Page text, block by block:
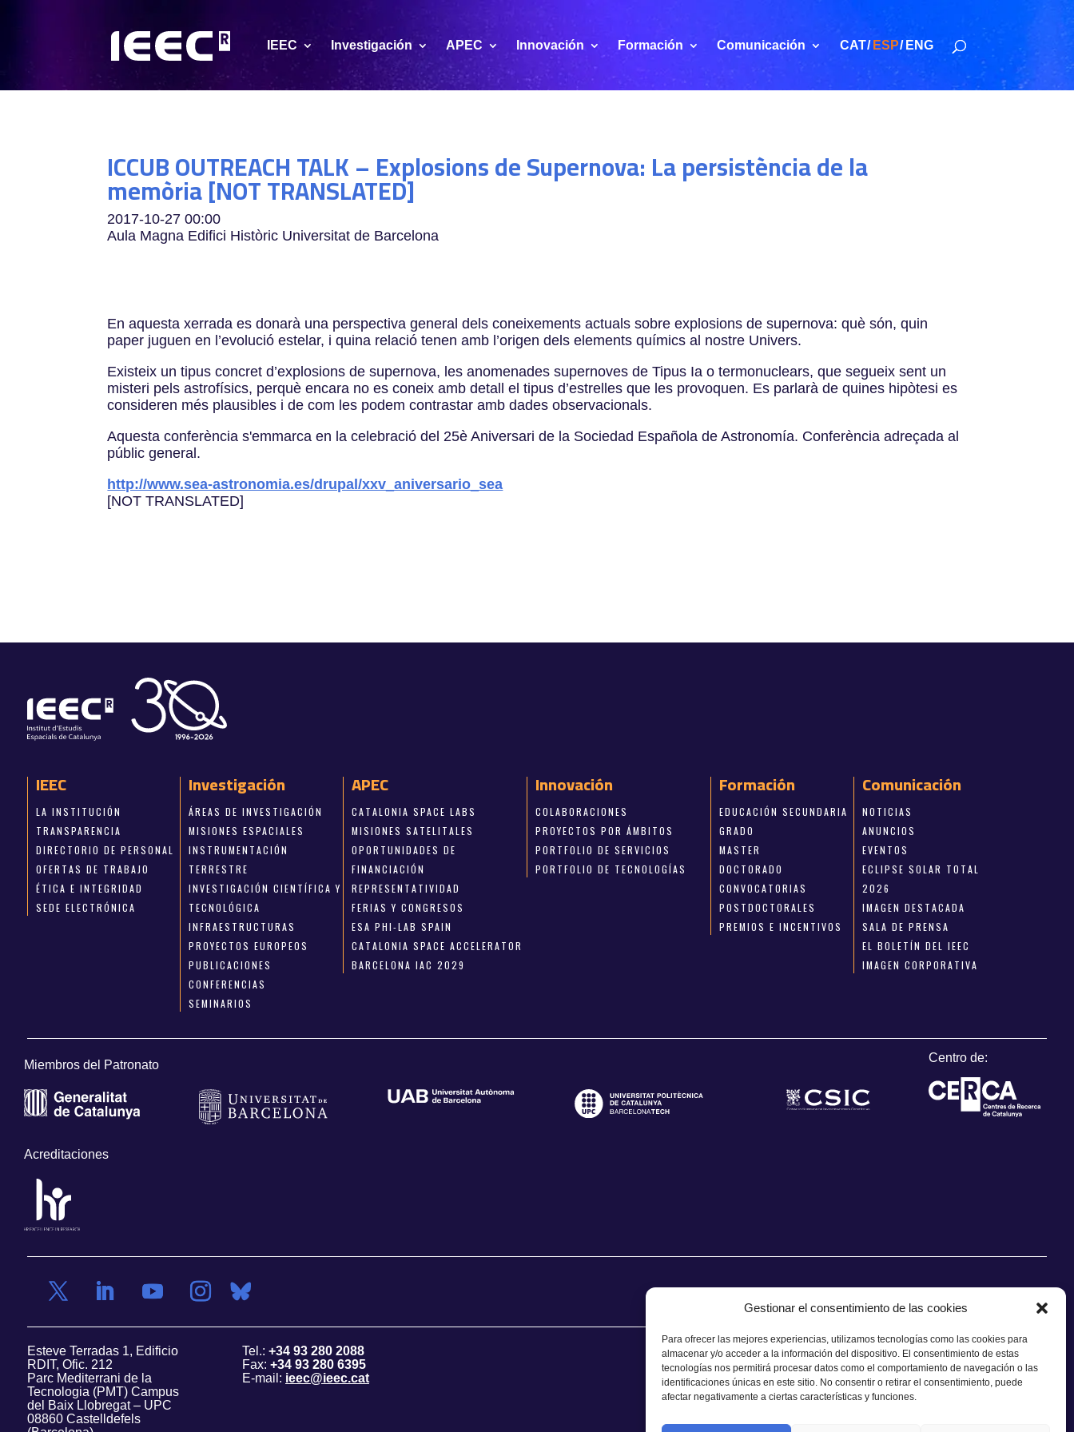
Gestionar el consentimiento de las cookies
Para ofrecer las mejores experiencias, utilizamos tecnologías como las cookies para
almacenar y/o acceder a la información del dispositivo. El consentimiento de estas
tecnologías nos permitirá procesar datos como el comportamiento de navegación o las
identificaciones únicas en este sitio. No consentir o retirar el consentimiento, puede
afectar negativamente a ciertas características y funciones.
IEEC Investigación APEC Innovación Formación Comunicación CAT ESP ENG
ICCUB OUTREACH TALK – Explosions de Supernova: La persistència de la
memòria [NOT TRANSLATED]
2017-10-27 00:00
Aula Magna Edifici Històric Universitat de Barcelona
En aquesta xerrada es donarà una perspectiva general dels coneixements actuals sobre explosions de supernova: què són, quin
paper juguen en l’evolució estelar, i quina relació tenen amb l’origen dels elements químics al nostre Univers.
Existeix un tipus concret d’explosions de supernova, les anomenades supernoves de Tipus Ia o termonuclears, que segueix sent un
misteri pels astrofísics, perquè encara no es coneix amb detall el tipus d’estrelles que les provoquen. Es parlarà de quines hipòtesi es
consideren més plausibles i de com les podem contrastar amb dades observacionals.
Aquesta conferència s'emmarca en la celebració del 25è Aniversari de la Sociedad Española de Astronomía. Conferència adreçada al
públic general.
http://www.sea-astronomia.es/drupal/xxv_aniversario_sea
[NOT TRANSLATED]
IEEC
LA INSTITUCIÓN
TRANSPARENCIA
DIRECTORIO DE PERSONAL
OFERTAS DE TRABAJO
ÉTICA E INTEGRIDAD
SEDE ELECTRÓNICA
Investigación
ÁREAS DE INVESTIGACIÓN
MISIONES ESPACIALES
INSTRUMENTACIÓN
TERRESTRE
INVESTIGACIÓN CIENTÍFICA Y
TECNOLÓGICA
INFRAESTRUCTURAS
PROYECTOS EUROPEOS
PUBLICACIONES
CONFERENCIAS
SEMINARIOS
APEC
CATALONIA SPACE LABS
MISIONES SATELITALES
OPORTUNIDADES DE
FINANCIACIÓN
REPRESENTATIVIDAD
FERIAS Y CONGRESOS
ESA PHI-LAB SPAIN
CATALONIA SPACE ACCELERATOR
BARCELONA IAC 2029
Innovación
COLABORACIONES
PROYECTOS POR ÁMBITOS
PORTFOLIO DE SERVICIOS
PORTFOLIO DE TECNOLOGÍAS
Formación
EDUCACIÓN SECUNDARIA
GRADO
MASTER
DOCTORADO
CONVOCATORIAS
POSTDOCTORALES
PREMIOS E INCENTIVOS
Comunicación
NOTICIAS
ANUNCIOS
EVENTOS
ECLIPSE SOLAR TOTAL
2026
IMAGEN DESTACADA
SALA DE PRENSA
EL BOLETÍN DEL IEEC
IMAGEN CORPORATIVA
Miembros del Patronato
Centro de:
Acreditaciones
Esteve Terradas 1, Edificio
RDIT, Ofic. 212
Parc Mediterrani de la
Tecnologia (PMT) Campus
del Baix Llobregat – UPC
08860 Castelldefels
Tel.: +34 93 280 2088
Fax: +34 93 280 6395
E-mail: ieec@ieec.cat
CONTACTO